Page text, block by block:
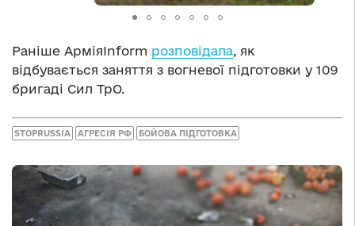
Раніше АрміяInform розповідала, як
відбувається заняття з вогневої підготовки у 109
бригаді Сил ТрО.
STOPRUSSIA АГРЕСІЯ РФ БОЙОВА ПІДГОТОВКА